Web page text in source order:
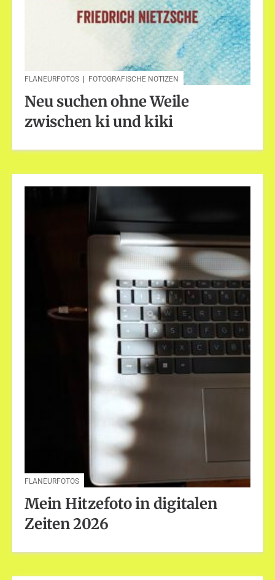
FLANEURFOTOS FOTOGRAFISCHE NOTIZEN
Neu suchen ohne Weile
zwischen ki und kiki
FLANEURFOTOS
Mein Hitzefoto in digitalen
Zeiten 2026